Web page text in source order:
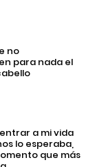
no
para nada el
a mi vida
lo esperaba,
que más